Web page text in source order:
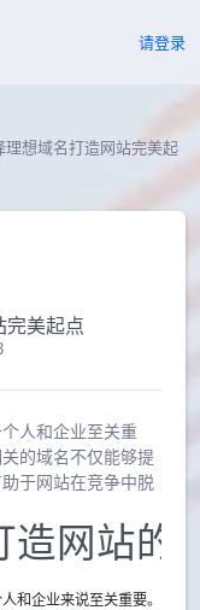
请登录
理想域名打造网站完美起
完美起点
人和企业至关重
的域名不仅能够提
于网站在竞争中脱
造网站的
和企业来说至关重要。